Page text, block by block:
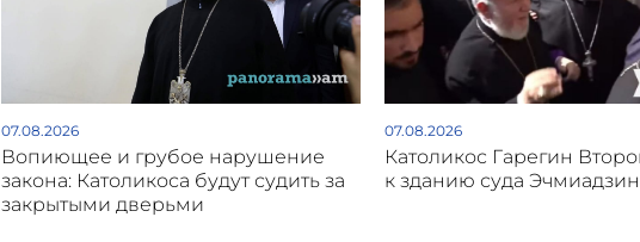
07.08.2026
Вопиющее и грубое нарушение
закона: Католикоса будут судить за
закрытыми дверьми
07.08.2026
Католикос Гарегин
к зданию суда